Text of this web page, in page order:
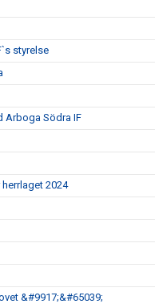
styrelse
Arboga Södra IF
2024
&#9917;&#65039;